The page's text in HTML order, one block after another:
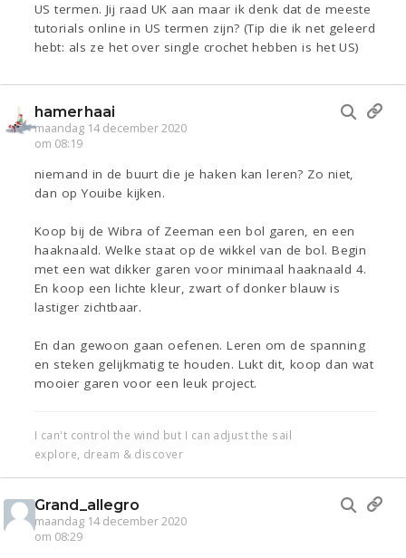
US termen. Jij raad UK aan maar ik denk dat de meeste
tutorials online in US termen zijn? (Tip die ik net geleerd
hebt: als ze het over single crochet hebben is het US)
hamerhaai
maandag 14 december 2020
om 08:19
niemand in de buurt die je haken kan leren? Zo niet,
dan op Youibe kijken.
Koop bij de Wibra of Zeeman een bol garen, en een
haaknaald. Welke staat op de wikkel van de bol. Begin
met een wat dikker garen voor minimaal haaknaald 4.
En koop een lichte kleur, zwart of donker blauw is
lastiger zichtbaar.
En dan gewoon gaan oefenen. Leren om de spanning
en steken gelijkmatig te houden. Lukt dit, koop dan wat
mooier garen voor een leuk project.
I can't control the wind but I can adjust the sail
explore, dream & discover
Grand_allegro
maandag 14 december 2020
om 08:29